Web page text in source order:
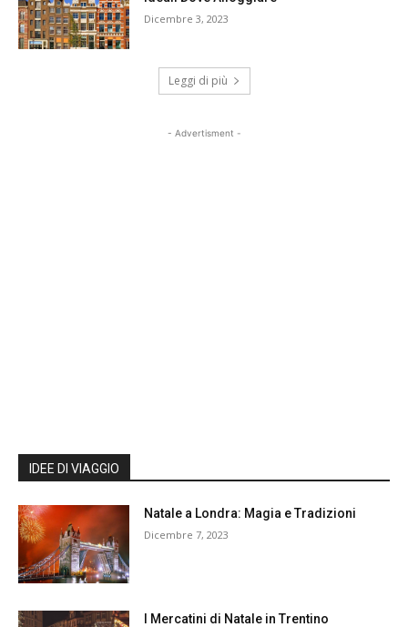
Dicembre 3, 2023
Leggi di più
- Advertisment -
IDEE DI VIAGGIO
Natale a Londra: Magia e Tradizioni
Dicembre 7, 2023
I Mercatini di Natale in Trentino